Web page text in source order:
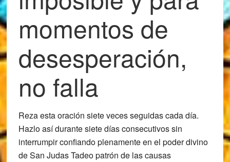
momentos de
desesperación,
no falla
Reza esta oración siete veces seguidas cada día.
Hazlo así durantesiete días consecutivos sin
interrumpirconfiando plenamente en el poder divino
de San Judas Tadeo patrón de las causas